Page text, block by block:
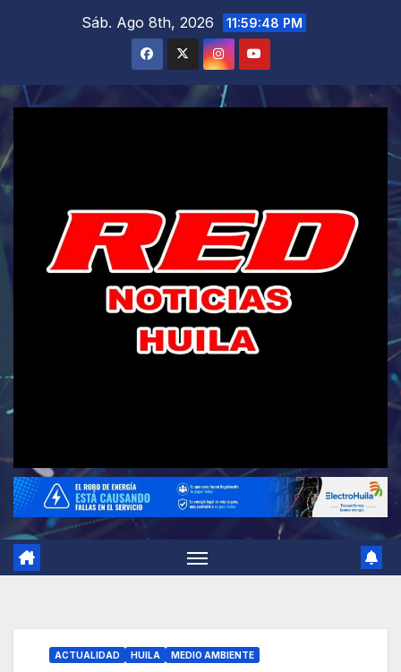
Sáb. Ago 8th, 2026 11:59:49 PM
ACTUALIDAD HUILA MEDIO AMBIENTE